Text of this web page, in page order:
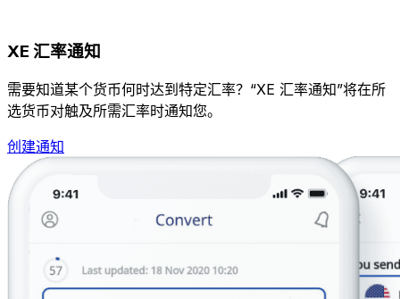
XE 汇率通知
需要知道某个货币何时达到特定汇率？“XE 汇率通知”将在所
选货币对触及所需汇率时通知您。
创建通知